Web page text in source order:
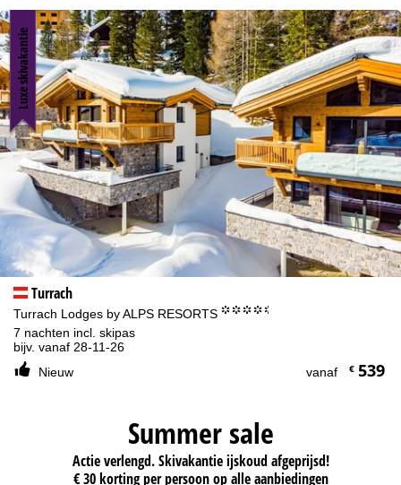
Turrach
Turrach Lodges by ALPS RESORTS °°°°.
7 nachten incl. skipas
bijv. vanaf 28-11-26
Nieuw
vanaf €539
Luxe skivakantie
Summer sale
Actie verlengd. Skivakantie ijskoud afgeprijsd!
€ 30 korting per persoon op alle aanbiedingen